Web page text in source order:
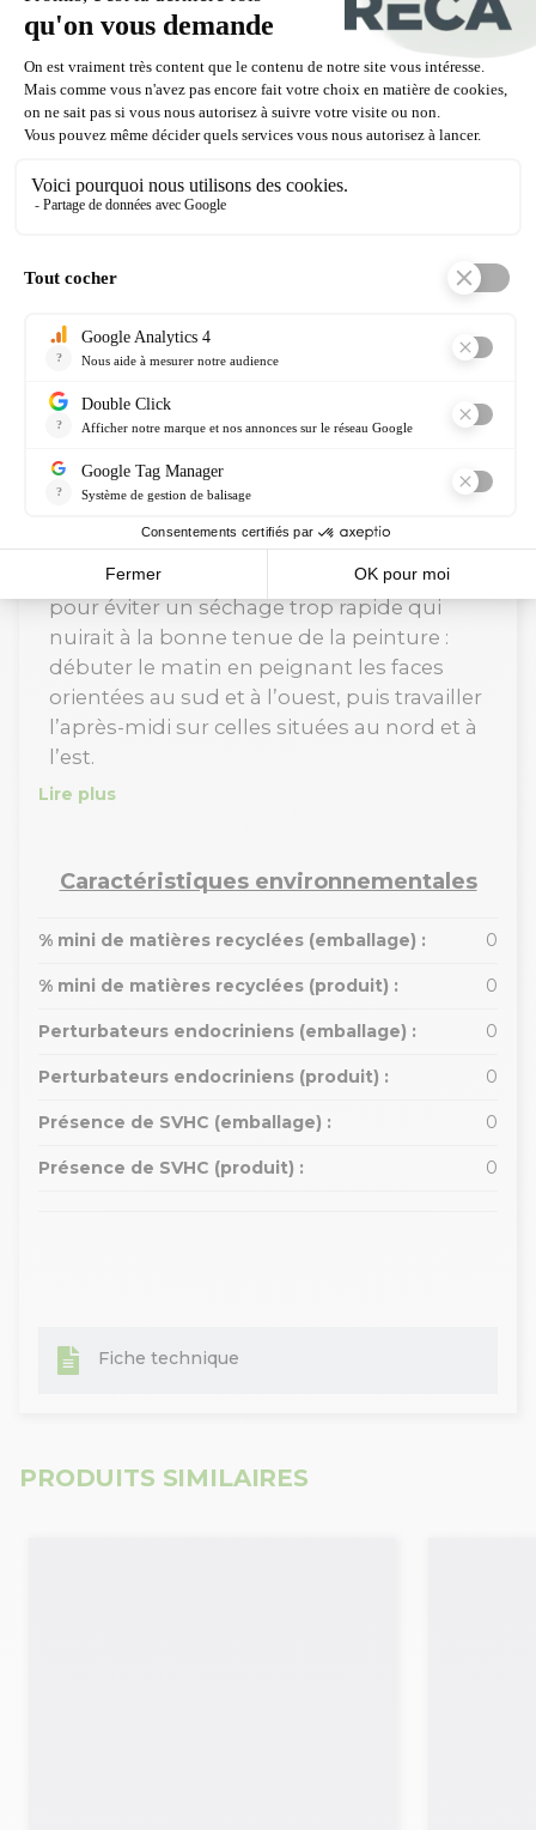
g/l. Ce produit contient moins de 10 g/l COV.
ACSYL bénéficie de la certification Ecolabel
européen, garantie de conformité aux
critères écologiques du référentiel,
d’absence de danger pour l’environnement
Les conseils du pro :
Plus que pour tous les autres travaux de
nécessite une préparation soigneuse :
fongicide si besoin, rebouchez les trous ou
fissures éventuels, appliquez une sous-
couche spéciale.
·L’application d’une peinture façade doit se
faire par temps sec, non venteux et dans
des températures comprises entre 10 et
Le geste du pro
: tournez avec le soleil
pour éviter un séchage trop rapide qui
nuirait à la bonne tenue de la peinture :
débuter le matin en peignant les faces
orientées au sud et à l’ouest, puis travailler
l’après-midi sur celles situées au nord et à
l’est.
Lire plus
Caractéristiques environnementales
% mini de matières recyclées (emballage) : 0
% mini de matières recyclées (produit) : 0
Perturbateurs endocriniens (emballage) : 0
Perturbateurs endocriniens (produit) : 0
Présence de SVHC (emballage) : 0
Présence de SVHC (produit) : 0
Fiche technique
PRODUITS SIMILAIRES